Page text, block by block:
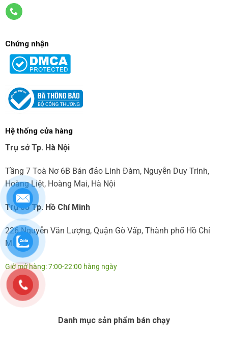
Chứng nhận
Hệ thống cửa hàng
Trụ sở Tp. Hà Nội
Tầng 7 Toà Nơ 6B Bán đảo Linh Đàm, Nguyễn Duy Trinh,
Hoàng Liệt, Hoàng Mai, Hà Nội
Trụ sở Tp. Hồ Chí Minh
226 Nguyễn Văn Lượng, Quận Gò Vấp, Thành phố Hồ Chí
Minh
Giờ mở hàng: 7:00-22:00 hàng ngày
Danh mục sản phẩm bán chạy